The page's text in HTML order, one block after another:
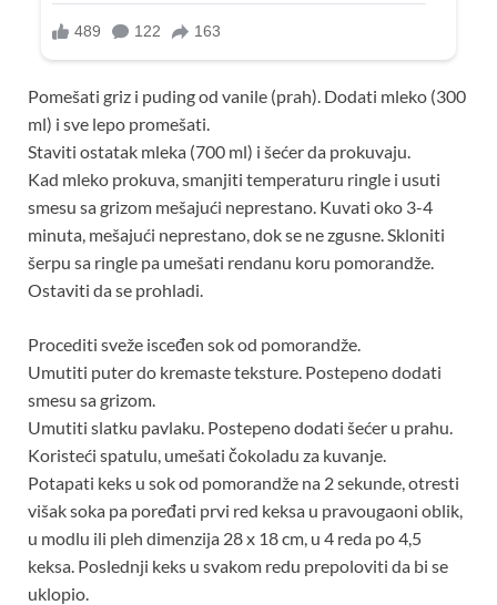
Pomešati griz i puding od vanile (prah). Dodati mleko (300
ml) i sve lepo promešati.
Staviti ostatak mleka (700 ml) i šećer da prokuvaju.
Kad mleko prokuva, smanjiti temperaturu ringle i usuti
smesu sa grizom mešajući neprestano. Kuvati oko 3-4
minuta, mešajući neprestano, dok se ne zgusne. Skloniti
šerpu sa ringle pa umešati rendanu koru pomorandže.
Ostaviti da se prohladi.
Procediti sveže isceđen sok od pomorandže.
Umutiti puter do kremaste teksture. Postepeno dodati
smesu sa grizom.
Umutiti slatku pavlaku. Postepeno dodati šećer u prahu.
Koristeći spatulu, umešati čokoladu za kuvanje.
Potapati keks u sok od pomorandže na 2 sekunde, otresti
višak soka pa poređati prvi red keksa u pravougaoni oblik,
u modlu ili pleh dimenzija 28 x 18 cm, u 4 reda po 4,5
keksa. Poslednji keks u svakom redu prepoloviti da bi se
uklopio.